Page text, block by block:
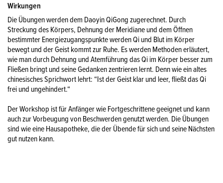
Wirkungen
Die Übungen werden dem Daoyin QiGong zugerechnet. Durch
Streckung des Körpers, Dehnung der Meridiane und dem Öffnen
bestimmter Energiezugangspunkte werden Qi und Blut im Körper
bewegt und der Geist kommt zur Ruhe. Es werden Methoden erläutert,
wie man durch Dehnung und Atemführung das Qi im Körper besser zum
Fließen bringt und seine Gedanken zentrieren lernt. Denn wie ein altes
chinesisches Sprichwort lehrt: “Ist der Geist klar und leer, fließt das Qi
frei und ungehindert.“
Der Workshop ist für Anfänger wie Fortgeschrittene geeignet und kann
auch zur Vorbeugung von Beschwerden genutzt werden. Die Übungen
sind wie eine Hausapotheke, die der Übende für sich und seine Nächsten
gut nutzen kann.